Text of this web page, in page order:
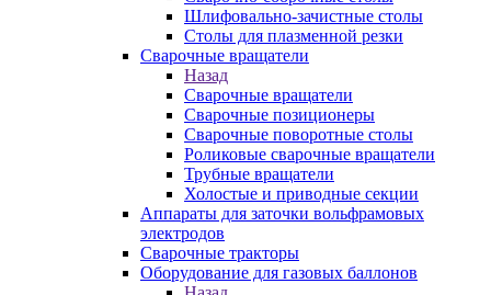
Шлифовально-зачистные столы
Столы для плазменной резки
Сварочные вращатели
Назад
Сварочные вращатели
Сварочные позиционеры
Сварочные поворотные столы
Роликовые сварочные вращатели
Трубные вращатели
Холостые и приводные секции
Аппараты для заточки вольфрамовых
электродов
Сварочные тракторы
Оборудование для газовых баллонов